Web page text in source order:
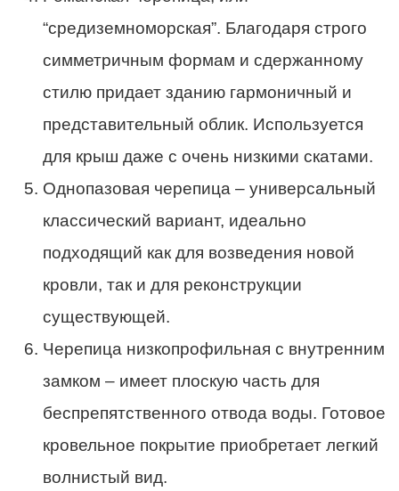
“средиземноморская”. Благодаря строго
симметричным формам и сдержанному
стилю придает зданию гармоничный и
представительный облик. Используется
для крыш даже с очень низкими скатами.
Однопазовая черепица – универсальный
классический вариант, идеально
подходящий как для возведения новой
кровли, так и для реконструкции
существующей.
Черепица низкопрофильная с внутренним
замком – имеет плоскую часть для
беспрепятственного отвода воды. Готовое
кровельное покрытие приобретает легкий
волнистый вид.